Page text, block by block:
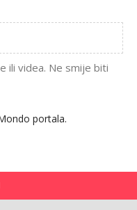
ili videa. Ne smije biti
portala.